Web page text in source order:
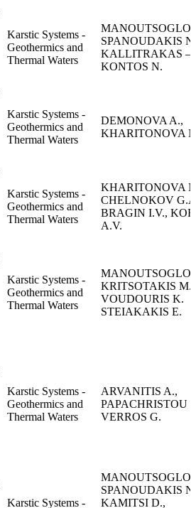
Karstic Systems -
Geothermics and
Thermal Waters
SPANOUDAKIS
KALLITRAKAS –
KONTOS N.
Karstic Systems -
Geothermics and
Thermal Waters
DEMONOVA A.,
KHARITONOVA
Karstic Systems -
Geothermics and
Thermal Waters
KHARITONOVA
CHELNOKOV
BRAGIN I.V.,
A.V.
Karstic Systems -
Geothermics and
Thermal Waters
KRITSOTAKIS M.,
VOUDOURIS K.
STEIAKAKIS E.
Karstic Systems -
Geothermics and
Thermal Waters
ARVANITIS A.,
PAPACHRISTOU
VERROS G.
Karstic Systems -
SPANOUDAKIS
KAMITSI D.,